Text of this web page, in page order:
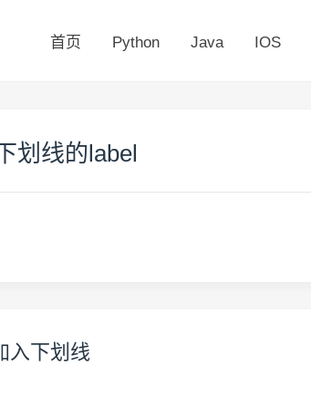
首页 Python Java IOS
划线的label
入下划线